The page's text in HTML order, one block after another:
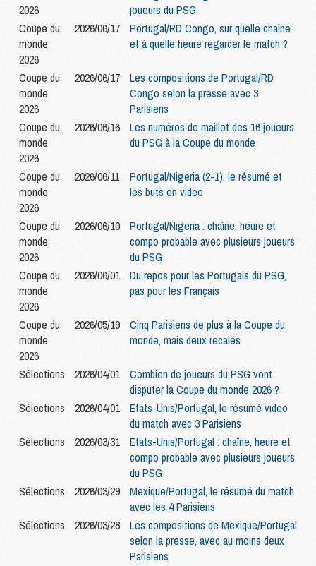
2026
joueurs du PSG
Coupe du
monde
2026
2026/06/17
Portugal/RD Congo, sur quelle chaîne
et à quelle heure regarder le match ?
Coupe du
monde
2026
2026/06/17
Les compositions de Portugal/RD
Congo selon la presse avec 3
Parisiens
Coupe du
monde
2026
2026/06/16
Les numéros de maillot des 16 joueurs
du PSG à la Coupe du monde
Coupe du
monde
2026
2026/06/11
Portugal/Nigeria (2-1), le résumé et
les buts en video
Coupe du
monde
2026
2026/06/10
Portugal/Nigeria : chaîne, heure et
compo probable avec plusieurs joueurs
du PSG
Coupe du
monde
2026
2026/06/01
Du repos pour les Portugais du PSG,
pas pour les Français
Coupe du
monde
2026
2026/05/19
Cinq Parisiens de plus à la Coupe du
monde, mais deux recalés
Sélections 2026/04/01
Combien de joueurs du PSG vont
disputer la Coupe du monde 2026 ?
Sélections
2026/04/01
Etats-Unis/Portugal, le résumé video
du match avec 3 Parisiens
Sélections
2026/03/31
Etats-Unis/Portugal : chaîne, heure et
compo probable avec plusieurs joueurs
du PSG
Sélections
2026/03/29
Mexique/Portugal, le résumé du match
avec les 4 Parisiens
Sélections
2026/03/28
Les compositions de Mexique/Portugal
selon la presse, avec au moins deux
Parisiens